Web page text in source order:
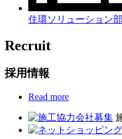
住環ソリューション
Recruit
採用情報
Read more